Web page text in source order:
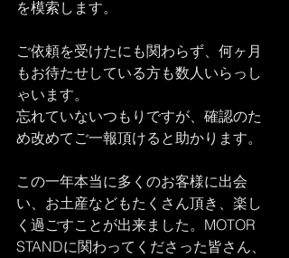
を模索します。
ご依頼を受けたにも関わらず、何ヶ月
もお待たせしている方も数人いらっし
ゃいます。
忘れていないつもりですが、確認のた
め改めてご一報頂けると助かります。
この一年本当に多くのお客様に出会
い、お土産などもたくさん頂き、楽し
く過ごすことが出来ました。MOTOR
STANDに関わってくださった皆さん、